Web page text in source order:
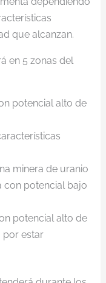
que alcanzan.
en 5 zonas del
potencial alto de
minera de uranio
con potencial bajo
potencial alto de
por estar